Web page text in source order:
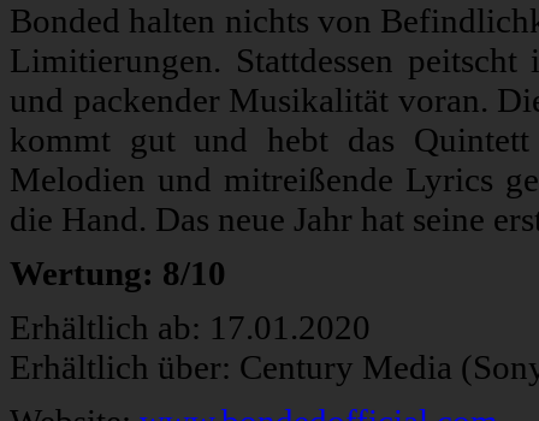
Bonded halten nichts von
Limitierungen. Stattdessen
und packender Musikalität voran.
kommt gut und hebt das
Melodien und mitreißende Lyrics
die Hand. Das neue Jahr hat seine
Wertung: 8/10
Erhältlich ab: 17.01.2020
Erhältlich über: Century Media